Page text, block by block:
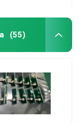
(55)